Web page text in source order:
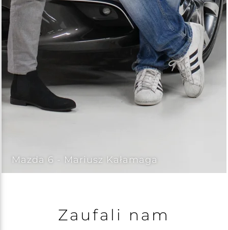
Mazda 6 - Mariusz Kałamaga
Zaufali nam